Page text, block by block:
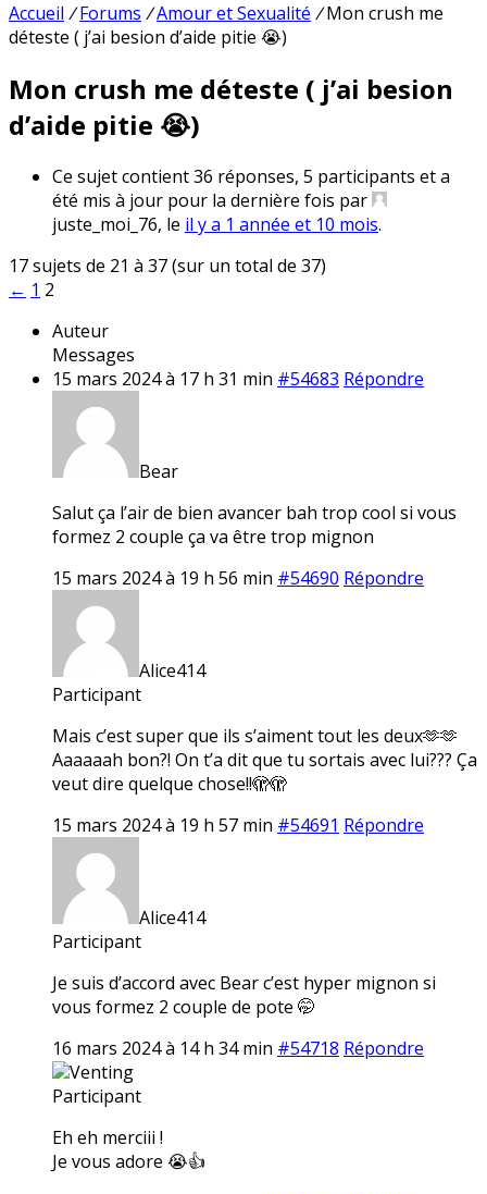
Accueil / Forums /Amour et Sexualité / Mon crush me
déteste ( j’ai besion d’aide pitie 😭)
Mon crush me déteste ( j’ai besion
d’aide pitie 😭)
Ce sujet contient 36 réponses, 5 participants et a
été mis à jour pour la dernière fois par
juste_moi_76, le il y a 1 année et 10 mois.
17 sujets de 21 à 37 (sur un total de 37)
← 1 2
Auteur
Messages
15 mars 2024 à 17 h 31 min #54683 Répondre
Bear
Salut ça l’air de bien avancer bah trop cool si vous
formez 2 couple ça va être trop mignon
15 mars 2024 à 19 h 56 min #54690 Répondre
Alice414
Participant
Mais c’est super que ils s’aiment tout les deux🫶🫶
Aaaaaah bon?! On t’a dit que tu sortais avec lui??? Ça
veut dire quelque chose!!🫣🫣
15 mars 2024 à 19 h 57 min #54691 Répondre
Alice414
Participant
Je suis d’accord avec Bear c’est hyper mignon si
vous formez 2 couple de pote 🤭
16 mars 2024 à 14 h 34 min #54718 Répondre
Venting
Participant
Eh eh merciii !
Je vous adore 😭👍